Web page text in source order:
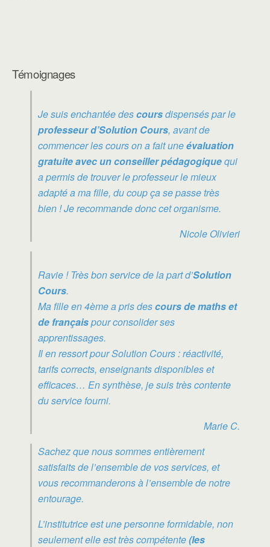
Témoignages
Je suis enchantée descoursdispensés par le
professeur d’Solution Cours, avant de
commencer les cours on a fait uneévaluation
gratuite avec un conseiller pédagogiquequi
a permis de trouver le professeur le mieux
adapté a ma fille, du coup ça se passe très
bien ! Je recommande donc cet organisme.
Nicole Olivieri
Ravie ! Très bon service de la part d’Solution
Cours.
Ma fille en 4ème a pris descours de maths et
de françaispour consolider ses
apprentissages.
Il en ressort pour Solution Cours : réactivité,
tarifs corrects, enseignants disponibles et
efficaces… En synthèse, je suis très contente
du service fourni.
Marie C.
Sachez que nous sommes entièrement
satisfaits de l’ensemble de vos services, et
vous recommanderons à l’ensemble de notre
entourage.
L’institutrice est une personne formidable, non
seulement elle est très compétente(les